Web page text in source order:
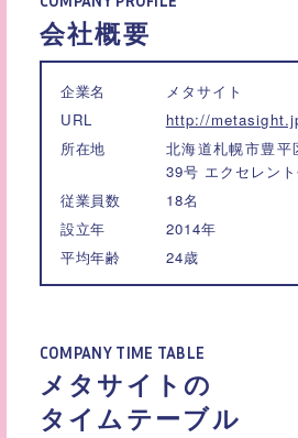
会社概要
企業名
メタサイト
URL
http://
所在地
北海道札幌市豊
39号 エクセレン
従業員数
18名
設立年
2014年
平均年齢
24歳
COMPANY TIME TABLE
メタサイトの
タイムテーブル